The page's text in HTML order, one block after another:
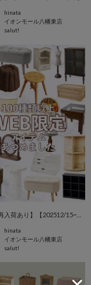
hinata
イオンモール八幡東店
salut!
【新商品・再入荷あり】【202512/15~】WEB限定アイテム特集⚘⚘⚘
hinata
イオンモール八幡東店
salut!